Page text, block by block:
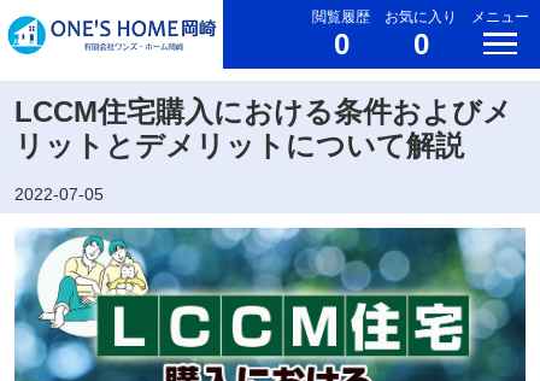
閲覧履歴
0
お気に入り
0
メニュー
LCCM住宅購入における条件およびメ
リットとデメリットについて解説
2022-07-05